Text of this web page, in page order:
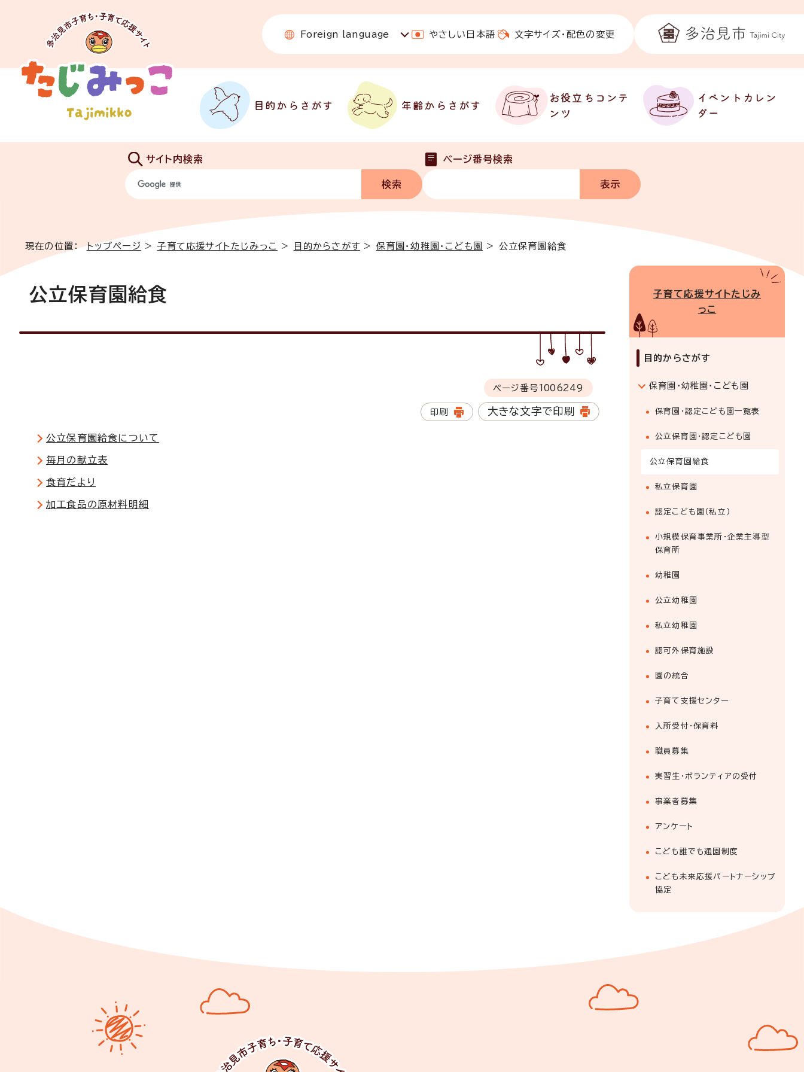
Foreign language やさしい日本語 文字サイズ・配色の変更
目的からさがす 年齢からさがす
お役立ちコンテ
ンツ
イベントカレン
ダー
サイト内検索 ページ番号検索
現在の位置：トップページ >子育て応援サイトたじみっこ > 目的からさがす > 保育園・幼稚園・こども園 > 公立保育園給食
公立保育園給食
ページ番号1006249
印刷 大きな文字で印刷
公立保育園給食について
毎月の献立表
食育だより
加工食品の原材料明細
子育て応援サイトたじみ
っこ
目的からさがす
保育園・幼稚園・こども園
保育園・認定こども園一覧表
公立保育園・認定こども園
公立保育園給食
私立保育園
認定こども園（私立）
小規模保育事業所・企業主導型
保育所
幼稚園
公立幼稚園
私立幼稚園
認可外保育施設
園の統合
子育て支援センター
入所受付・保育料
職員募集
実習生・ボランティアの受付
事業者募集
アンケート
こども誰でも通園制度
こども未来応援パートナーシップ
協定